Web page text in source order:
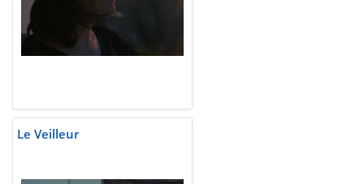
Le Veilleur